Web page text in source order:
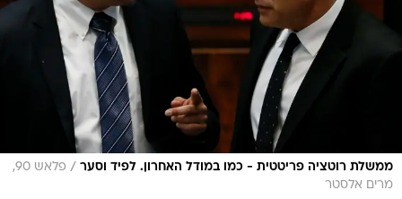
ממשלת רוטציה פריטטית - כמו במודל האחרון. לפיד וסער /
פלאש 90,
מרים אלסטר